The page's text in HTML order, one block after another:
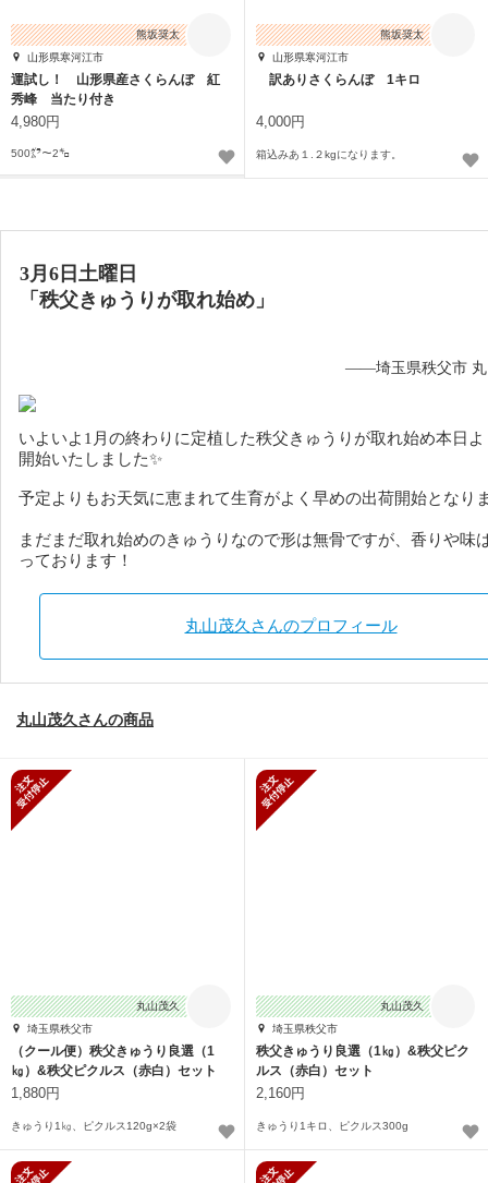
熊坂奨太
山形県寒河江市
運試し！ 山形県産さくらんぼ 紅
秀峰 当たり付き
4,980円
500㌘〜2㌔
熊坂奨太
山形県寒河江市
訳ありさくらんぼ 1キロ
4,000円
箱込みあ１.２kgになります。
3月6日土曜日
「秩父きゅうりが取れ始め」
——埼玉県秩父市 丸
いよいよ1月の終わりに定植した秩父きゅうりが取れ始め本日
開始いたしました✨
予定よりもお天気に恵まれて生育がよく早めの出荷開始となりま
まだまだ取れ始めのきゅうりなので形は無骨ですが、香りや味
っております！
丸山茂久さんのプロフィール
丸山茂久さんの商品
丸山茂久
埼玉県秩父市
（クール便）秩父きゅうり良選（1
㎏）&秩父ピクルス（赤白）セット
1,880円
きゅうり1㎏、ピクルス120g×2袋
丸山茂久
埼玉県秩父市
秩父きゅうり良選（1㎏）&秩父ピク
ルス（赤白）セット
2,160円
きゅうり1キロ、ピクルス300g